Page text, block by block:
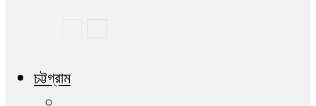
চট্টগ্রাম